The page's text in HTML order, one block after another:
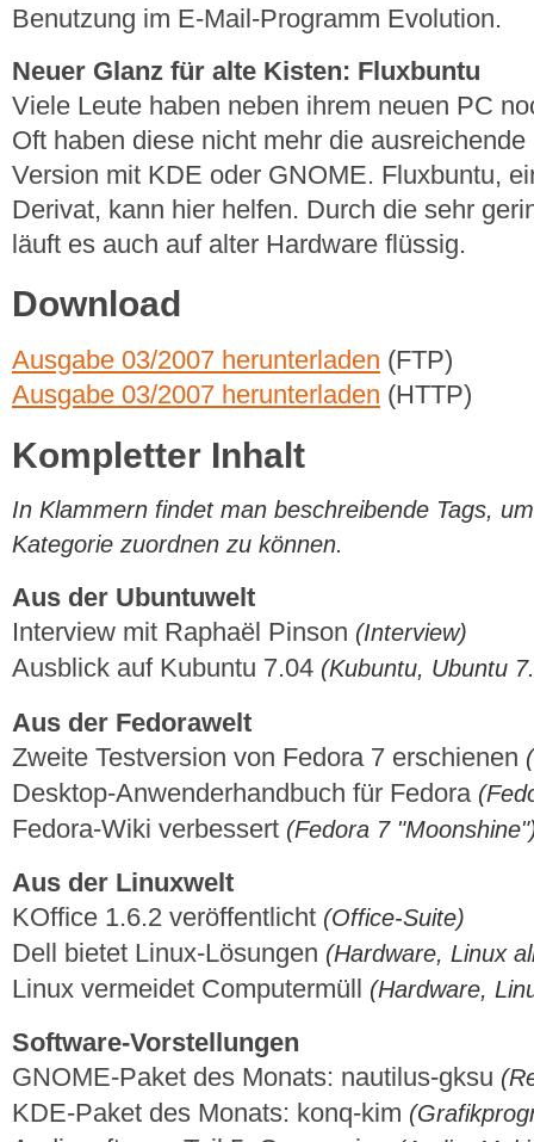
Benutzung im E-Mail-Programm Evolution.
Neuer Glanz für alte Kisten: Fluxbuntu
Viele Leute haben neben ihrem neuen PC
Oft haben diese nicht mehr die
Version mit KDE oder GNOME. Fluxbuntu,
Derivat, kann hier helfen. Durch die sehr
läuft es auch auf alter Hardware flüssig.
Download
Ausgabe 03/2007 herunterladen (FTP)
Ausgabe 03/2007 herunterladen (HTTP)
Kompletter Inhalt
In Klammern findet man beschreibende Tags,
Kategorie zuordnen zu können.
Aus der Ubuntuwelt
Interview mit Raphaël Pinson (Interview)
Ausblick auf Kubuntu 7.04 (Kubuntu, Ubuntu
Aus der Fedorawelt
Zweite Testversion von Fedora 7 erschienen
Desktop-Anwenderhandbuch für Fedora
Fedora-Wiki verbessert (Fedora 7
Aus der Linuxwelt
KOfﬁce 1.6.2 veröffentlicht (Office-Suite)
Dell bietet Linux-Lösungen (Hardware, Linux
Linux vermeidet Computermüll (Hardware,
Software-Vorstellungen
GNOME-Paket des Monats: nautilus-gksu
KDE-Paket des Monats: konq-kim